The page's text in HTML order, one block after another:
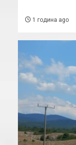
1 година ago